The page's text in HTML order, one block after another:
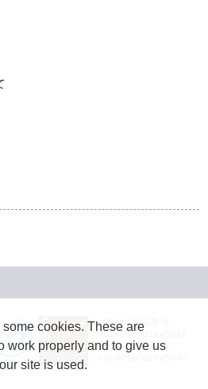
JASRAC許諾番号：
9024936001Y45037
JASRAC許諾番号：
cookies. These are
work properly and to give us
site is used.